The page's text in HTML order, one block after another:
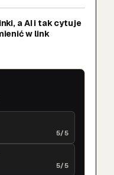
a AI i tak cytuje
w link
5/5
5/5